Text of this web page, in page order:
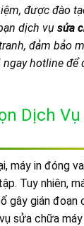
được đào
dịch vụ sửa
đảm bảo
hotline để
Dịch
máy in đóng
Tuy nhiên,
gây gián đoạn
sửa chữa máy